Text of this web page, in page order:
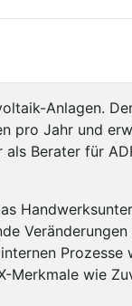
Anlagen.
pro Jahr und
Berater für
wie